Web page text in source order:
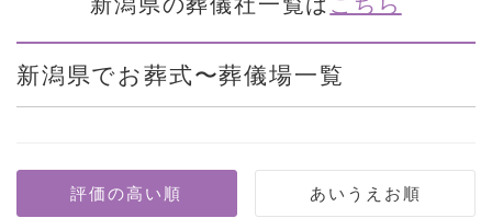
新潟県でお葬式〜葬儀場一覧